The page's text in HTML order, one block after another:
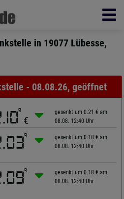
in 19077 Lübesse,
- 08.08.26, geöffnet
9
€
gesenkt um 0.21 € am
08.08. 12:40 Uhr
9
gesenkt um 0.18 € am
08.08. 12:40 Uhr
9
gesenkt um 0.18 € am
08.08. 12:40 Uhr